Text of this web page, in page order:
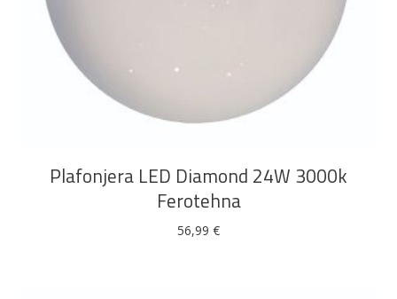
Plafonjera LED Diamond 24W 3000k
Ferotehna
56,99 €